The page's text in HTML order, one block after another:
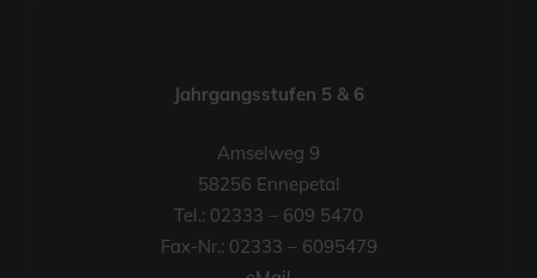
Jahrgangsstufen 5 & 6
Amselweg 9
58256 Ennepetal
Tel.: 02333 – 609 5470
Fax-Nr.: 02333 – 6095479